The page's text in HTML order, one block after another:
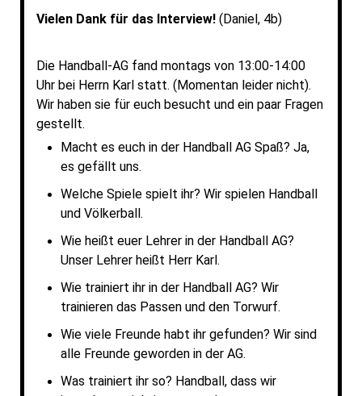
Vielen Dank für das Interview!(Daniel, 4b)
Die Handball-AG fand montags von 13:00-14:00
Uhr bei Herrn Karl statt. (Momentan leider nicht).
Wir haben sie für euch besucht und ein paar Fragen
gestellt.
Macht es euch in der Handball AG Spaß? Ja,
es gefällt uns.
Welche Spiele spielt ihr? Wir spielen Handball
und Völkerball.
Wie heißt euer Lehrer in der Handball AG?
Unser Lehrer heißt Herr Karl.
Wie trainiert ihr in der Handball AG? Wir
trainieren das Passen und den Torwurf.
Wie viele Freunde habt ihr gefunden? Wir sind
alle Freunde geworden in der AG.
Was trainiert ihr so? Handball, dass wir